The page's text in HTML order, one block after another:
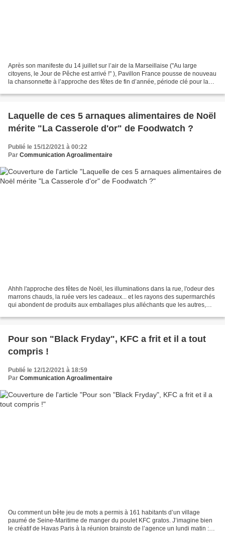
Après son manifeste du 14 juillet sur l’air de la Marseillaise ("Au large
citoyens, le Jour de Pêche est arrivé !" ), Pavillon France pousse de nouveau
la chansonnette à l’approche des fêtes de fin d’année, période clé pour la
Laquelle de ces 5 arnaques alimentaires de Noël
mérite "La Casserole d'or" de Foodwatch ?
Publié le 15/12/2021 à 00:22
Par Communication Agroalimentaire
Ahhh l'approche des fêtes de Noël, les illuminations dans la rue, l'odeur des
marrons chauds, la ruée vers les cadeaux... et les rayons des supermarchés
qui abondent de produits aux emballages plus alléchants que les autres,
Pour son "Black Fryday", KFC a frit et il a tout
compris !
Publié le 12/12/2021 à 18:59
Par Communication Agroalimentaire
Ou comment un bête jeu de mots a permis à 161 habitants d’un village
paumé de Seine-Maritime de manger du poulet KFC gratos. J’imagine bien
le créatif de Havas Paris à la réunion brainsto de l’agence un lundi matin :